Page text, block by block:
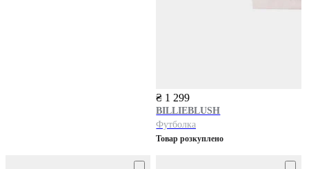
₴ 1 299
BILLIEBLUSH
Футболка
Товар розкуплено